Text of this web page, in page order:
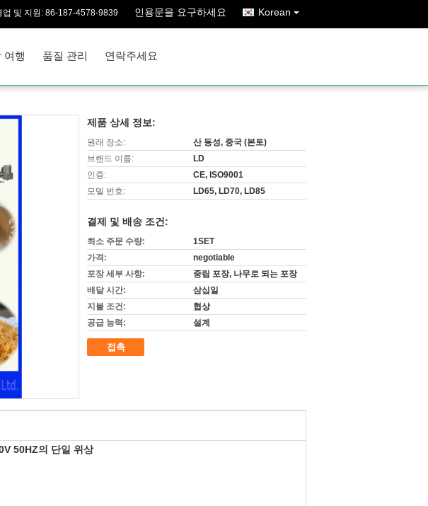
업 및 지원: 86-187-4578-9839 인용문을 요구하세요 Korean
여행 품질 관리 연락주세요
제품 상세 정보:
원래 장소:
산 동성, 중국 (본토)
브랜드 이름:
LD
인증:
CE, ISO9001
모델 번호:
LD65, LD70, LD85
결제 및 배송 조건:
최소 주문 수량:
1SET
가격:
negotiable
포장 세부 사항:
중립 포장, 나무로 되는 포장
배달 시간:
삼십일
지불 조건:
협상
공급 능력:
설계
접촉
50HZ의 단일 위상